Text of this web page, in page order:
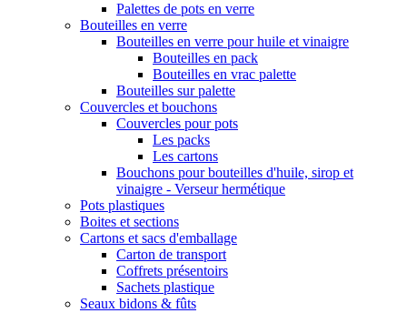
Palettes de pots en verre
Bouteilles en verre
Bouteilles en verre pour huile et vinaigre
Bouteilles en pack
Bouteilles en vrac palette
Bouteilles sur palette
Couvercles et bouchons
Couvercles pour pots
Les packs
Les cartons
Bouchons pour bouteilles d'huile, sirop et
vinaigre - Verseur hermétique
Pots plastiques
Boites et sections
Cartons et sacs d'emballage
Carton de transport
Coffrets présentoirs
Sachets plastique
Seaux bidons & fûts